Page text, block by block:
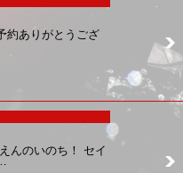
約ありがとうござ
んのいのち！ セイ